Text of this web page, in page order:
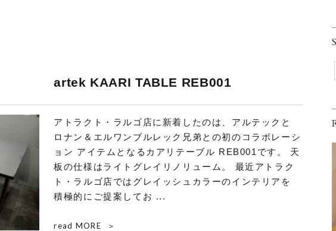
artek KAARI TABLE REB001
アトラクト・ラルゴ店に新着したのは、アルテックと
ロナン＆エルワンブルレック兄弟との初のコラボレーシ
ョン アイテムとなるカアリテーブル REB001です。 天
板の仕様はライトグレイリノリューム。 最近アトラク
ト・ラルゴ店ではグレイッシュカラーのインテリアを
積極的にご提案してお ...
read MORE